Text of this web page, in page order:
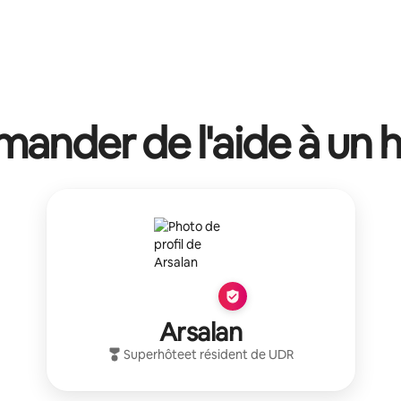
de l'aide à un
Arsalan
Superhôteet résident de UDR